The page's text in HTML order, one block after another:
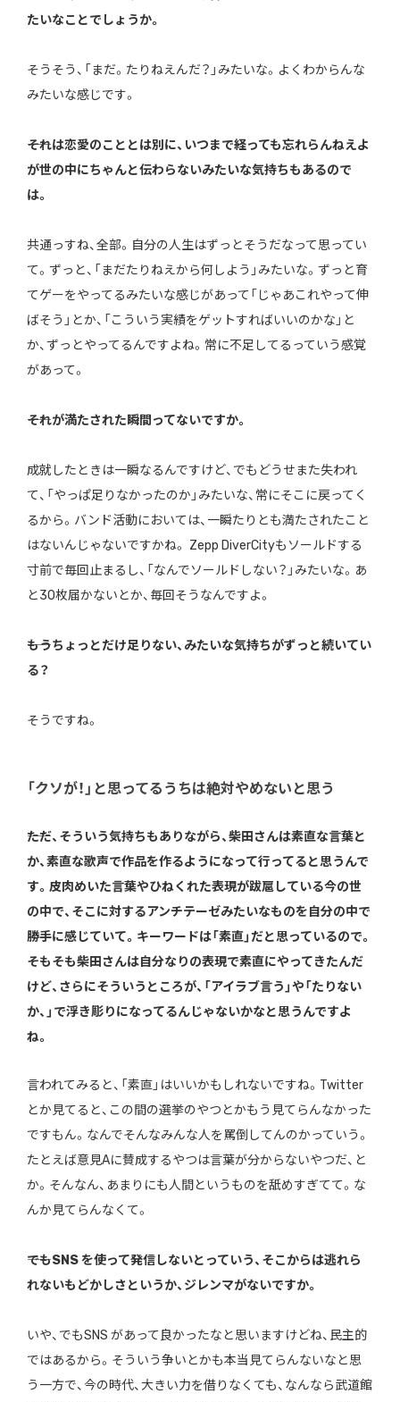
たいなことでしょうか。
そうそう、「まだ。たりねえんだ？」みたいな。よくわからんな
みたいな感じです。
――それは恋愛のこととは別に、いつまで経っても忘れらんねえよ
が世の中にちゃんと伝わらないみたいな気持ちもあるので
は。
共通っすね、全部。自分の人生はずっとそうだなって思ってい
て。ずっと、「まだたりねえから何しよう」みたいな。ずっと育
てゲーをやってるみたいな感じがあって「じゃあこれやって伸
ばそう」とか、「こういう実績をゲットすればいいのかな」と
か、ずっとやってるんですよね。常に不足してるっていう感覚
があって。
――それが満たされた瞬間ってないですか。
成就したときは一瞬なるんですけど、でもどうせまた失われ
て、「やっぱ足りなかったのか」みたいな、常にそこに戻ってく
るから。バンド活動においては、一瞬たりとも満たされたこと
はないんじゃないですかね。 Zepp DiverCityもソールドする
寸前で毎回止まるし、「なんでソールドしない？」みたいな。あ
と30枚届かないとか、毎回そうなんですよ。
――もうちょっとだけ足りない、みたいな気持ちがずっと続いてい
る？
そうですね。
「クソが！」と思ってるうちは絶対やめないと思う
――ただ、そういう気持ちもありながら、柴田さんは素直な言葉と
か、素直な歌声で作品を作るようになって行ってると思うんで
す。皮肉めいた言葉やひねくれた表現が跋扈している今の世
の中で、そこに対するアンチテーゼみたいなものを自分の中で
勝手に感じていて。キーワードは「素直」だと思っているので。
そもそも柴田さんは自分なりの表現で素直にやってきたんだ
けど、さらにそういうところが、「アイラブ言う」や「たりない
か、」で浮き彫りになってるんじゃないかなと思うんですよ
ね。
言われてみると、「素直」はいいかもしれないですね。Twitter
とか見てると、この間の選挙のやつとかもう見てらんなかった
ですもん。なんでそんなみんな人を罵倒してんのかっていう。
たとえば意見Aに賛成するやつは言葉が分からないやつだ、と
か。そんなん、あまりにも人間というものを舐めすぎてて。な
んか見てらんなくて。
――でもSNS を使って発信しないとっていう、そこからは逃れら
れないもどかしさというか、ジレンマがないですか。
いや、でもSNS があって良かったなと思いますけどね、民主的
ではあるから。そういう争いとかも本当見てらんないなと思
う一方で、今の時代、大きい力を借りなくても、なんなら武道館